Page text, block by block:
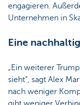
engagieren.
Unternehmen in
Eine
„Ein weiterer
sieht“, sagt Alex
nach weniger